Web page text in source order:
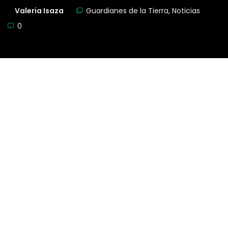
Valeria Isaza Guardianes de la Tierra, Noticias
0